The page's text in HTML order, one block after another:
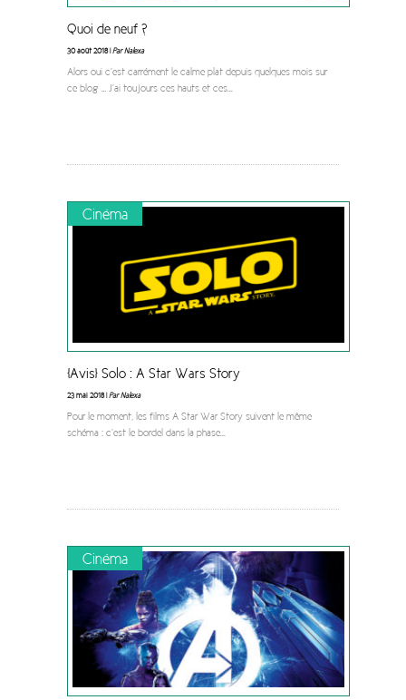
Quoi de neuf ?
30 août 2018 |Par Nalexa
Alors oui c’est carrément le calme plat depuis quelques mois sur
ce blog … J’ai toujours ces hauts et ces...
Cinéma
[Avis] Solo : A Star Wars Story
23 mai 2018 |Par Nalexa
Pour le moment, les films A Star War Story suivent le même
schéma : c’est le bordel dans la phase...
Cinéma